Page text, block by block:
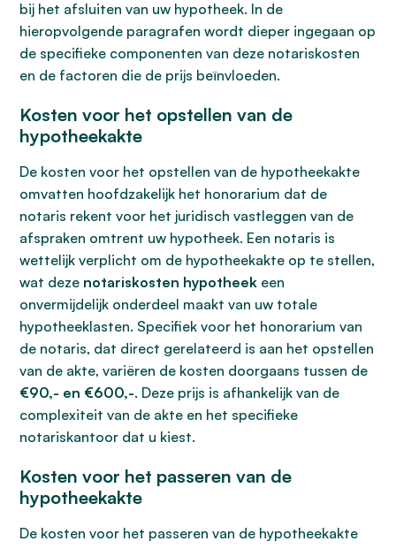
bij het afsluiten van uw hypotheek. In de
hieropvolgende paragrafen wordt dieper ingegaan op
de specifieke componenten van deze notariskosten
en de factoren die de prijs beïnvloeden.
Kosten voor het opstellen van de
hypotheekakte
De kosten voor het opstellen van de hypotheekakte
omvatten hoofdzakelijk het honorarium dat de
notaris rekent voor het juridisch vastleggen van de
afspraken omtrent uw hypotheek. Een notaris is
wettelijk verplicht om de hypotheekakte op te stellen,
wat deze notariskosten hypotheek een
onvermijdelijk onderdeel maakt van uw totale
hypotheeklasten. Specifiek voor het honorarium van
de notaris, dat direct gerelateerd is aan het opstellen
van de akte, variëren de kosten doorgaans tussen de
€90,- en €600,-. Deze prijs is afhankelijk van de
complexiteit van de akte en het specifieke
notariskantoor dat u kiest.
Kosten voor het passeren van de
hypotheekakte
De kosten voor het passeren van de hypotheekakte